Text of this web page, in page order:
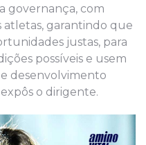
governança, com
atletas, garantindo que
justas, para
possíveis e usem
desenvolvimento
o dirigente.